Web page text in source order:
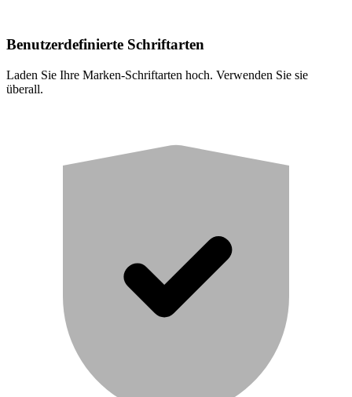
Benutzerdefinierte Schriftarten
Laden Sie Ihre Marken-Schriftarten hoch. Verwenden Sie sie
überall.